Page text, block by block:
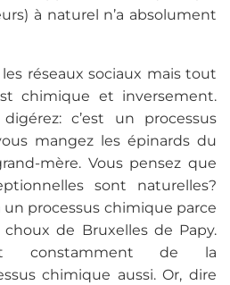
à naturel n’a absolument
réseaux sociaux mais tout
chimique et inversement.
c’est un processus
mangez les épinards du
mère. Vous pensez que
sont naturelles?
un processus chimique parce
de Bruxelles de Papy.
constamment de la
chimique aussi. Or, dire